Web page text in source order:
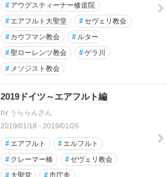
# アウグスティーナー修道院
# エアフルト大聖堂 #セヴェリ教会
# カウフマン教会 # ルター
#聖ローレンツ教会 #ゲラ川
# メソジスト教会
2019ドイツ～エアフルト編
by うららんさん
2019/01/18 - 2019/01/26
# エアフルト # エルフルト
# クレーマー橋 #ゼヴェリ教会
# 大聖堂 #市庁舎